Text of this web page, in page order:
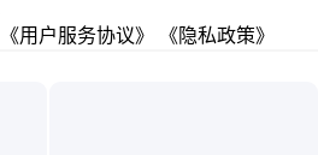
《用户服务协议》
《隐私政策》